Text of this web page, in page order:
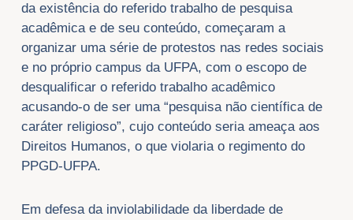
da existência do referido trabalho de pesquisa
acadêmica e de seu conteúdo, começaram a
organizar uma série de protestos nas redes sociais
e no próprio campus da UFPA, com o escopo de
desqualificar o referido trabalho acadêmico
acusando-o de ser uma “pesquisa não científica de
caráter religioso”, cujo conteúdo seria ameaça aos
Direitos Humanos, o que violaria o regimento do
PPGD-UFPA.
Em defesa da inviolabilidade da liberdade de